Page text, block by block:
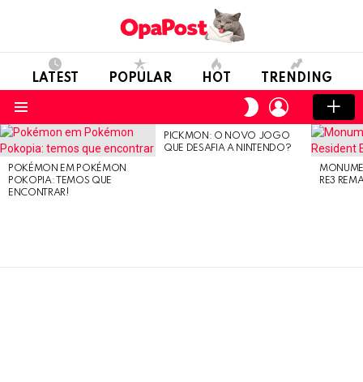
LATEST POPULAR HOT TRENDING
SWITCH
SKIN
LOGIN
LATEST
STORIES
POKÉMON EM POKÉMON
POKOPIA: TEMOS QUE
ENCONTRAR!
PICKMON: O NOVO JOGO
QUE DESAFIA A NINTENDO?
RE3